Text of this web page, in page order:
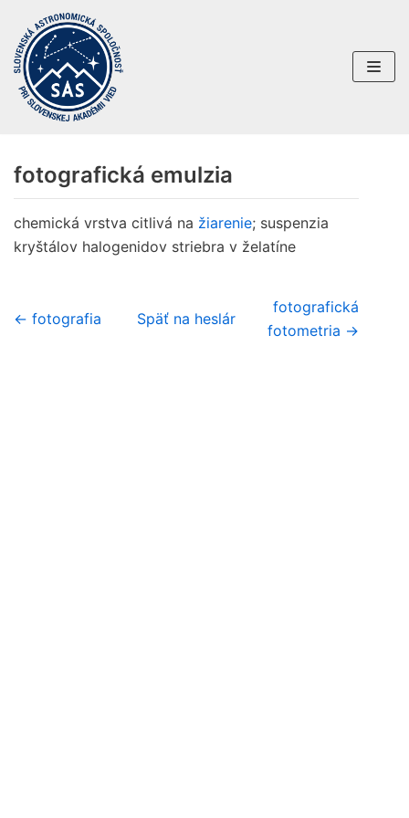
Preskočiť
na
obsah
fotografická emulzia
chemická vrstva citlivá na žiarenie; suspenzia
kryštálov halogenidov striebra v želatíne
← fotografia Späť na heslár
fotografická
fotometria →